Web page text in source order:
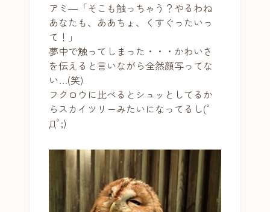
アミ―「そこも触っちゃう？やるわね
あなたも、ああちょ、くすぐったいっ
て！」
夢中で触ってしまった・・・かわいさ
を伝えると言いながら全然顔写ってな
い…(笑)
フクロウに比べるとシュッとしてるか
らスカイツリーみたいになってるし(ﾟ
Дﾟ;)